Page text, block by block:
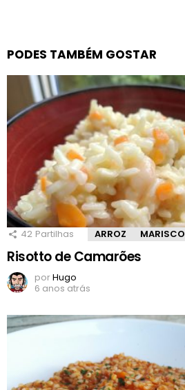
PODES TAMBÉM GOSTAR
42 Partilhas ARROZ MARISCO
Risotto de Camarões
porHugo
6 anos atrás